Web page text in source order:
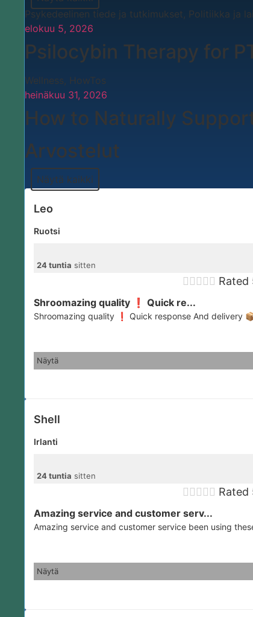
Psykedeelinen tiede ja tutkimukset, Politiikka ja
elokuu 5, 2026
Psilocybin Therapy for
Wellness, HowTos
heinäkuu 31, 2026
How to Naturally
Arvostelut
Näytä kaikki
Leo
Ruotsi
24 tuntia sitten
 Rated
Shroomazing quality ❗️ Quick re...
Shroomazing quality ❗️ Quick response And delivery
Näytä
Shell
Irlanti
24 tuntia sitten
 Rated
Amazing service and customer serv...
Amazing service and customer service been using
Näytä